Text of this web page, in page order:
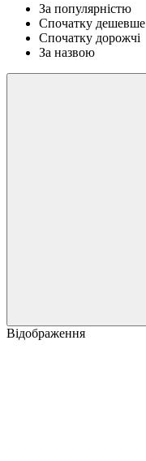
За популярністю
Спочатку дешевше
Спочатку дорожчі
За назвою
Відображення